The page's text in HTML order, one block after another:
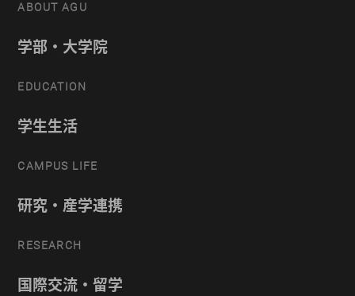
ABOUT AGU
学部・大学院
EDUCATION
学生生活
CAMPUS LIFE
研究・産学連携
RESEARCH
国際交流・留学